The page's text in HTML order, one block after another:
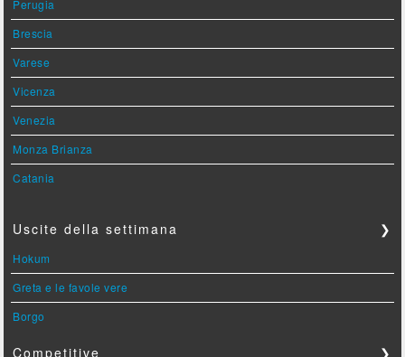
Perugia
Brescia
Varese
Vicenza
Venezia
Monza Brianza
Catania
Uscite della settimana ❯
Hokum
Greta e le favole vere
Borgo
Competitive ❯